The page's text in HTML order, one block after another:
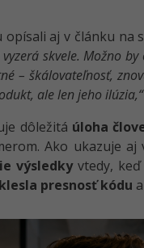
opísali aj v článku na
skvele. Možno
– škálovateľnosť,
ale len jeho ilúzia,“
dôležitá úloha
Ako ukazuje aj
výsledkyvtedy,
klesla presnosť kódu